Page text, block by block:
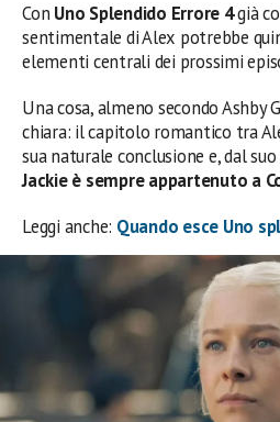
Con Uno Splendido Errore 4già
sentimentale di Alex potrebbe
elementi centrali dei prossimi
Una cosa, almeno secondo Ashby
chiara: il capitolo romantico tra
sua naturale conclusione e, dal
Jackie è sempre appartenuto a
Leggi anche: Quando esce Uno